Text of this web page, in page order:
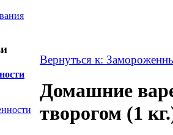
Вернуться к:
Домашние
творогом (1